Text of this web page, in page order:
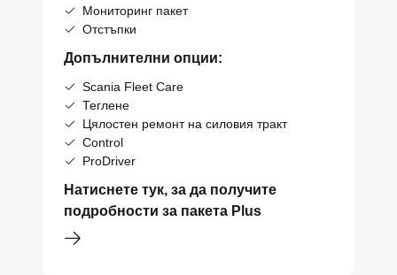
Мониторинг пакет
Отстъпки
Допълнителни опции:
Scania Fleet Care
Теглене
Цялостен ремонт на силовия тракт
Control
ProDriver
Натиснете тук, за да получите
подробности за пакета Plus